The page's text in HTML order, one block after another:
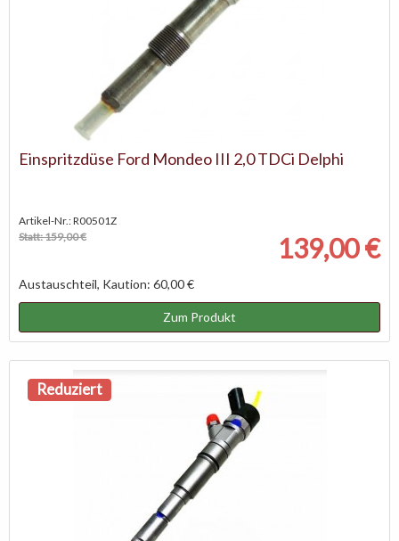
Einspritzdüse Ford Mondeo III 2,0 TDCi Delphi
Artikel-Nr.: R00501Z
Statt: 159,00 €
139,00 €
Austauschteil, Kaution: 60,00 €
Zum Produkt
Reduziert